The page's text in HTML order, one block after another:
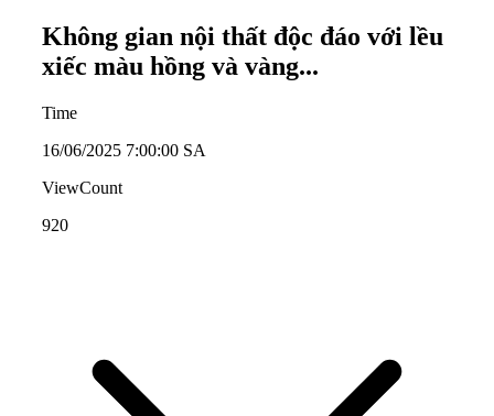
Không gian nội thất độc đáo với lều
xiếc màu hồng và vàng...
Time
16/06/2025 7:00:00 SA
ViewCount
920